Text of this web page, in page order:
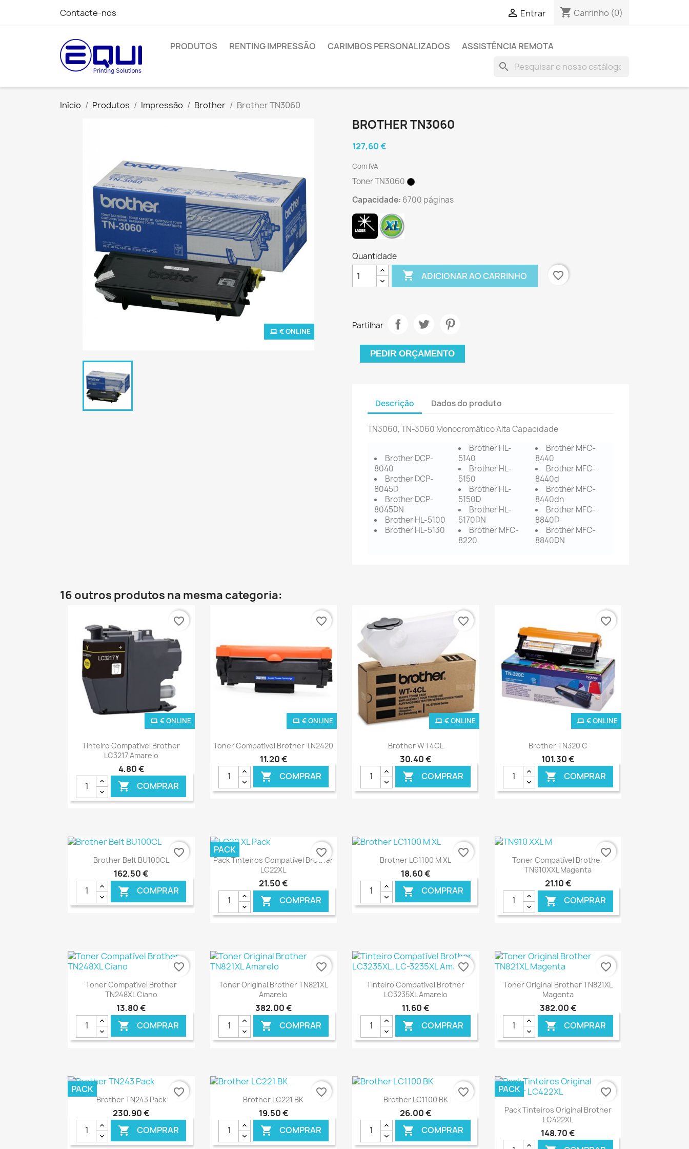
Contacte-nos  Entrar shopping_cart Carrinho (0)
PRODUTOS RENTING IMPRESSÃO CARIMBOS PERSONALIZADOS ASSISTÊNCIA REMOTA
search
Início Produtos Impressão Brother Brother TN3060
€ ONLINE
BROTHER TN3060
127,60 €
Com IVA
Toner TN3060
Capacidade: 6700 páginas
Quantidade
 ADICIONAR AO CARRINHO favorite_border
Partilhar
PEDIR ORÇAMENTO
Descrição Dados do produto
TN3060, TN-3060 Monocromático Alta Capacidade
Brother DCP-
8040
Brother DCP-
8045D
Brother DCP-
8045DN
Brother HL-5100
Brother HL-5130
Brother HL-
5140
Brother HL-
5150
Brother HL-
5150D
Brother HL-
5170DN
Brother MFC-
8220
Brother MFC-
8440
Brother MFC-
8440d
Brother MFC-
8440dn
Brother MFC-
8840D
Brother MFC-
8840DN
16 outros produtos na mesma categoria:
Ver+
Tinteiro Compatível Brother
LC3217 Amarelo
4,80 €
 COMPRAR
€ ONLINE
favorite_border
Ver+
Toner Compatível Brother TN2420
11,20 €
 COMPRAR
€ ONLINE
favorite_border
Ver+
Brother WT4CL
30,40 €
 COMPRAR
€ ONLINE
favorite_border
Ver+
Brother TN320 C
101,30 €
 COMPRAR
€ ONLINE
favorite_border
Ver+
Brother Belt BU100CL
162,50 €
 COMPRAR
€ ONLINE
favorite_border Ver+
Pack Tinteiros Compatível Brother
LC22XL
21,50 €
 COMPRAR
PACK favorite_border Ver+
Brother LC1100 M XL
18,60 €
 COMPRAR
€ ONLINE
favorite_border Ver+
Toner Compatível Brother
TN910XXL Magenta
21,10 €
 COMPRAR
favorite_border
Ver+
Toner Compatível Brother
TN248XL Ciano
13,80 €
 COMPRAR
favorite_border
 Ver+
Toner Original Brother TN821XL
Amarelo
382,00 €
 COMPRAR
favorite_border
Ver+
Tinteiro Compatível Brother
LC3235XL Amarelo
11,60 €
 COMPRAR
favorite_border
 Ver+
Toner Original Brother TN821XL
Magenta
382,00 €
 COMPRAR
favorite_border
Ver+
Brother TN243 Pack
230,90 €
 COMPRAR
PACK favorite_border Ver+
Brother LC221 BK
19,50 €
 COMPRAR
favorite_border Ver+
Brother LC1100 BK
26,00 €
 COMPRAR
favorite_border
Ver+
Pack Tinteiros Original Brother
LC422XL
148,70 €
PACK favorite_border